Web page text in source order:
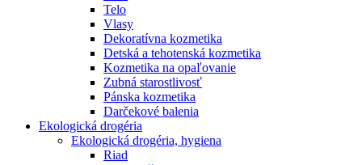
Telo
Vlasy
Dekoratívna kozmetika
Detská a tehotenská kozmetika
Kozmetika na opaľovanie
Zubná starostlivosť
Pánska kozmetika
Darčekové balenia
Ekologická drogéria
Ekologická drogéria, hygiena
Riad